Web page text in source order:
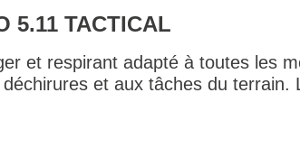
5.11 TACTICAL
et respirant adapté à toutes les
et aux tâches du